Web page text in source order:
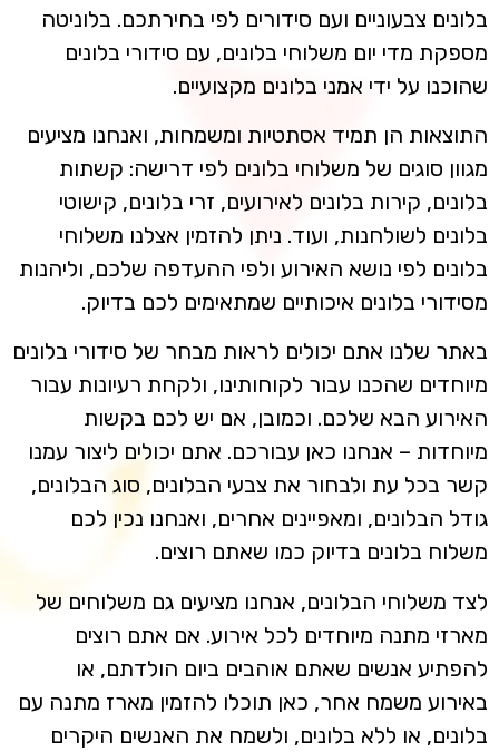
בלונים צבעוניים ועם סידורים לפי בחירתכם. בלוניטה
מספקת מדי יום משלוחי בלונים, עם סידורי בלונים
שהוכנו על ידי אמני בלונים מקצועיים.
התוצאות הן תמיד אסתטיות ומשמחות, ואנחנו מציעים
מגוון סוגים של משלוחי בלונים לפי דרישה: קשתות
בלונים, קירות בלונים לאירועים, זרי בלונים, קישוטי
בלונים לשולחנות, ועוד. ניתן להזמין אצלנו משלוחי
בלונים לפי נושא האירוע ולפי ההעדפה שלכם, וליהנות
מסידורי בלונים איכותיים שמתאימים לכם בדיוק.
באתר שלנו אתם יכולים לראות מבחר של סידורי בלונים
מיוחדים שהכנו עבור לקוחותינו, ולקחת רעיונות עבור
האירוע הבא שלכם. וכמובן, אם יש לכם בקשות
מיוחדות – אנחנו כאן עבורכם. אתם יכולים ליצור עמנו
קשר בכל עת ולבחור את צבעי הבלונים, סוג הבלונים,
גודל הבלונים, ומאפיינים אחרים, ואנחנו נכין לכם
משלוח בלונים בדיוק כמו שאתם רוצים.
לצד משלוחי הבלונים, אנחנו מציעים גם משלוחים של
מארזי מתנה מיוחדים לכל אירוע. אם אתם רוצים
להפתיע אנשים שאתם אוהבים ביום הולדתם, או
באירוע משמח אחר, כאן תוכלו להזמין מארז מתנה עם
בלונים, או ללא בלונים, ולשמח את האנשים היקרים